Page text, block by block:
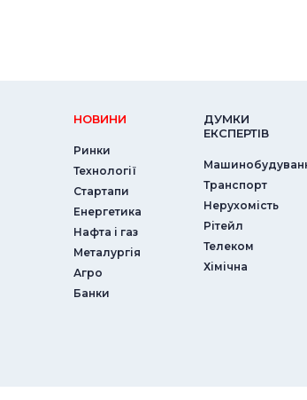
НОВИНИ
Ринки
Технології
Стартапи
Енергетика
Нафта і газ
Металургія
Агро
Банки
ДУМКИ
ЕКСПЕРТIВ
Транспорт
Нерухомість
Рітейл
Телеком
Хімічна